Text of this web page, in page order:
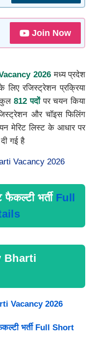
Join Now
2026मध्य प्रदेश
रजिस्ट्रेशन प्रक्रिया
कुल 812 पदोंपर चयन किया
और चॉइस फिलिंग
मेरिट लिस्ट के आधार पर
गई है
Vacancy 2026
भर्ती Full
Bharti
Vacancy 2026
भर्ती Full Short